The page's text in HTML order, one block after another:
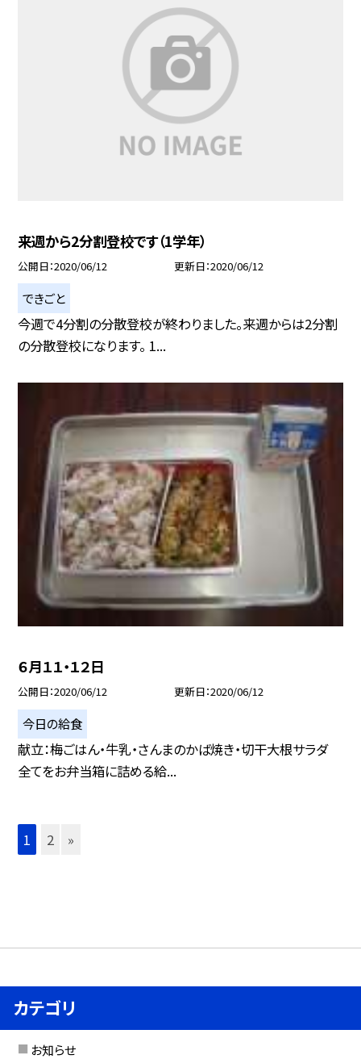
来週から2分割登校です（1学年）
公開日 2020/06/12 更新日 2020/06/12
できごと
今週で4分割の分散登校が終わりました。来週からは2分割
の分散登校になります。 1...
６月１１・１２日
公開日 2020/06/12 更新日 2020/06/12
今日の給食
献立：梅ごはん・牛乳・さんまのかば焼き・切干大根サラダ
全てをお弁当箱に詰める給...
1 2 »
カテゴリ
お知らせ